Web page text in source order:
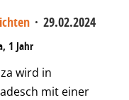
· 29.02.2024
1 Jahr
wird in
mit einer